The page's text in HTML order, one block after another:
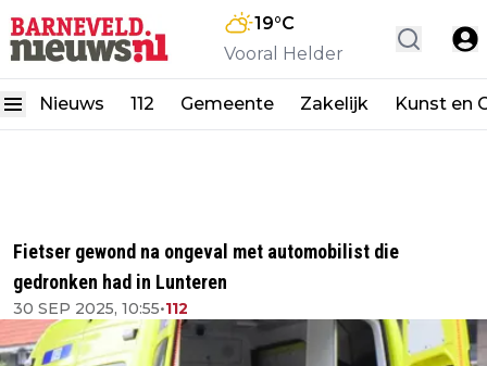
19°C
Vooral Helder
Nieuws 112 Gemeente Zakelijk Kunst en
Fietser gewond na ongeval met automobilist die
gedronken had in Lunteren
30 SEP 2025, 10:55•112